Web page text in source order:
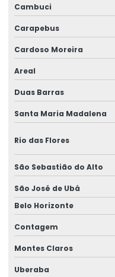
Manutenção preventiva
Manutenção preventiva
Manutenção preventiva
Manutenção preventiva
Manutenção preventiva
Manutenção preventiva
Manutenção preventiva
Manutenção preventiva
Manutenção preventiva
Manutenção preventiva
Manutenção preventiva
Cambuci
Carapebus
Cardoso Moreira
Areal
Duas Barras
Santa Maria Madalena
Rio das Flores
São Sebastião do Alto
São José de Ubá
Belo Horizonte
Contagem
Montes Claros
Uberaba